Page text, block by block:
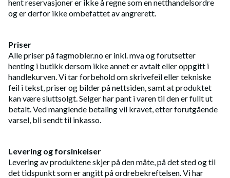
hent reservasjoner er ikke å regne som en netthandelsordre
og er derfor ikke ombefattet av angrerett.
Priser
Alle priser på fagmobler.no er inkl. mva og forutsetter
henting i butikk dersom ikke annet er avtalt eller oppgitt i
handlekurven. Vi tar forbehold om skrivefeil eller tekniske
feil i tekst, priser og bilder på nettsiden, samt at produktet
kan være sluttsolgt. Selger har pant i varen til den er fullt ut
betalt. Ved manglende betaling vil kravet, etter forutgående
varsel, bli sendt til inkasso.
Levering og forsinkelser
Levering av produktene skjer på den måte, på det sted og til
det tidspunkt som er angitt på ordrebekreftelsen. Vi har